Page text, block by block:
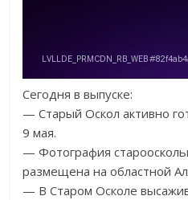
Сегодня в выпуске:
— Старый Оскол активно
9 мая.
— Фотография
размещена на областной
— В Старом Осколе